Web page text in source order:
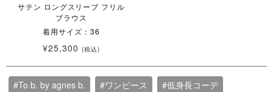
サテン ロングスリーブ フリル
ブラウス
着用サイズ：36
¥25,300 (税込)
#To b. by agnes b. #ワンピース
#低身長コーデ